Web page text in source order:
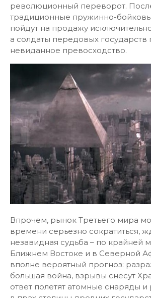
революционный переворот.
традиционные пружинно-
пойдут на продажу
а солдаты передовых государств
невиданное превосходство.
Впрочем, рынок Третьего мира
времени серьезно сократиться,
незавидная судьба – по крайней
Ближнем Востоке и в Северной
вполне вероятный прогноз:
большая война, взрывы снесут
ответ полетят атомные снаряды и